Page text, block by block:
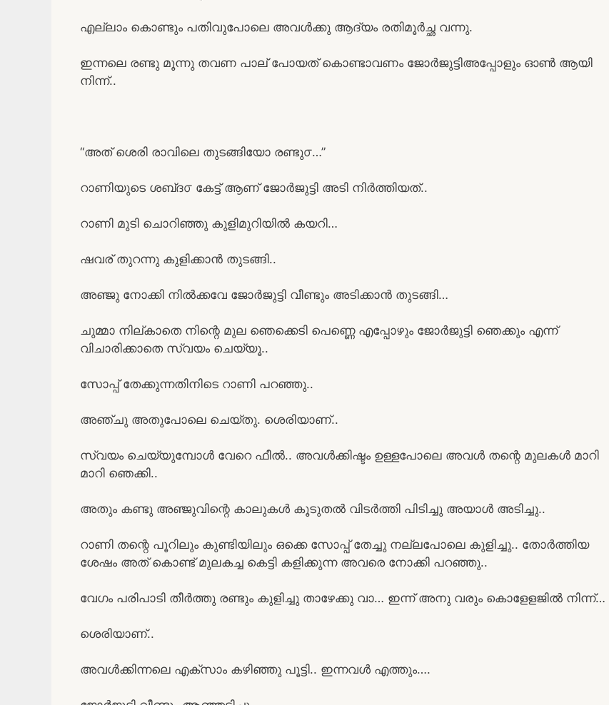
എല്ലാം കൊണ്ടും പതിവുപോലെ അവൾക്കു ആദ്യം രതിമൂർച്ഛ വന്നു.
ഇന്നലെ രണ്ടു മൂന്നു തവണ പാല് പോയത് കൊണ്ടാവണം ജോർജുട്ടിഅപ്പോളും ഓൺ ആയി
നിന്ന്..
“അത് ശെരി രാവിലെ തുടങ്ങിയോ രണ്ടു൦…”
റാണിയുടെ ശബ്‌ദ൦ കേട്ട് ആണ് ജോർജുട്ടി അടി നിർത്തിയത്..
റാണി മുടി ചൊറിഞ്ഞു കുളിമുറിയിൽ കയറി…
ഷവര് തുറന്നു കുളിക്കാൻ തുടങ്ങി..
അഞ്ജു നോക്കി നിൽക്കവേ ജോർജുട്ടി വീണ്ടും അടിക്കാൻ തുടങ്ങി…
ചുമ്മാ നില്കാതെ നിന്റെ മുല ഞെക്കെടി പെണ്ണെ എപ്പോഴും ജോർജുട്ടി ഞെക്കും എന്ന്
വിചാരിക്കാതെ സ്വയം ചെയ്യൂ..
സോപ്പ് തേക്കുന്നതിനിടെ റാണി പറഞ്ഞു..
അഞ്ചു അതുപോലെ ചെയ്തു. ശെരിയാണ്..
സ്വയം ചെയ്യുമ്പോൾ വേറെ ഫീൽ.. അവൾക്കിഷ്ടം ഉള്ളപോലെ അവൾ തന്റെ മുലകൾ മാറി
മാറി ഞെക്കി..
അതും കണ്ടു അഞ്ജുവിന്റെ കാലുകൾ കൂടുതൽ വിടർത്തി പിടിച്ചു അയാൾ അടിച്ചു..
റാണി തന്റെ പൂറിലും കുണ്ടിയിലും ഒക്കെ സോപ്പ് തേച്ചു നല്ലപോലെ കുളിച്ചു.. തോർത്തിയ
ശേഷം അത് കൊണ്ട് മുലകച്ച കെട്ടി കളിക്കുന്ന അവരെ നോക്കി പറഞ്ഞു..
വേഗം പരിപാടി തീർത്തു രണ്ടും കുളിച്ചു താഴേക്കു വാ… ഇന്ന് അനു വരും കൊളേളജിൽ നിന്ന്…
ശെരിയാണ്..
അവൾക്കിന്നലെ എക്സാം കഴിഞ്ഞു പൂട്ടി.. ഇന്നവൾ എത്തും….